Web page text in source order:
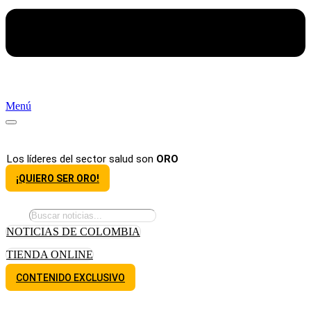
Menú
Los líderes del sector salud son ORO
¡QUIERO SER ORO!
NOTICIAS DE COLOMBIA
TIENDA ONLINE
CONTENIDO EXCLUSIVO